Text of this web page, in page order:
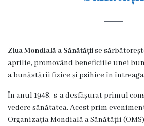
o
r
a
Ziua Mondială a Sănătățiise
aprilie, promovând beneficiile unei
a bunăstării fizice și psihice în
În anul 1948, s-a desfășurat primul
vedere sănătatea. Acest prim
Organizația Mondială a Sănătății